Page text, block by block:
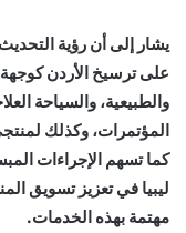
يشار إلى أن رؤية
على ترسيخ الأردن
والطبيعية، والسياحة
المؤتمرات، وكذلك
كما تسهم الإجراءات
ليبيا في تعزيز تسويق
مهتمة بهذه الخدمات.